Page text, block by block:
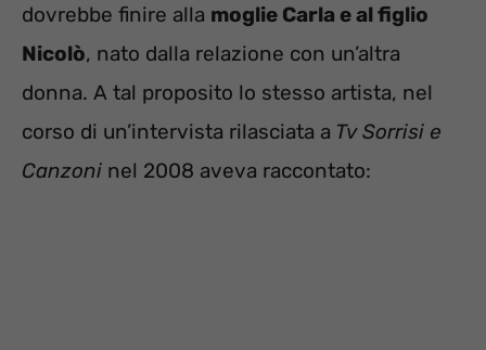
dovrebbe finire alla moglie Carla e al figlio
Nicolò, nato dalla relazione con un’altra
donna. A tal proposito lo stesso artista, nel
corso di un’intervista rilasciata a Tv Sorrisi e
Canzoni nel 2008 aveva raccontato: